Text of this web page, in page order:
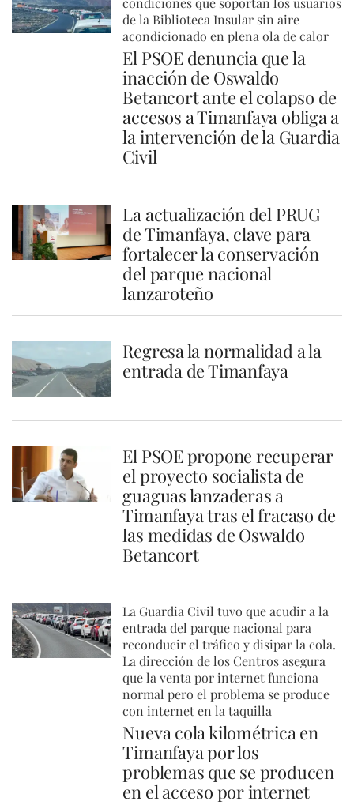
de la Biblioteca Insular sin aire
acondicionado en plena ola de calor
El PSOE denuncia que la
inacción de Oswaldo
Betancort ante el colapso de
accesos a Timanfaya obliga a
la intervención de la Guardia
Civil
La actualización del PRUG
de Timanfaya, clave para
fortalecer la conservación
del parque nacional
lanzaroteño
Regresa la normalidad a la
entrada de Timanfaya
El PSOE propone recuperar
el proyecto socialista de
guaguas lanzaderas a
Timanfaya tras el fracaso de
las medidas de Oswaldo
Betancort
La Guardia Civil tuvo que acudir a la
entrada del parque nacional para
reconducir el tráfico y disipar la cola.
La dirección de los Centros asegura
que la venta por internet funciona
normal pero el problema se produce
con internet en la taquilla
Nueva cola kilométrica en
Timanfaya por los
problemas que se producen
en el acceso por internet